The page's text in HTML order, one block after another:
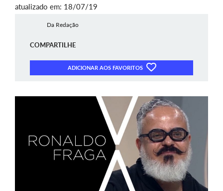
atualizado em: 18/07/19
Da Redação
COMPARTILHE
ADICIONAR AOS FAVORITOS